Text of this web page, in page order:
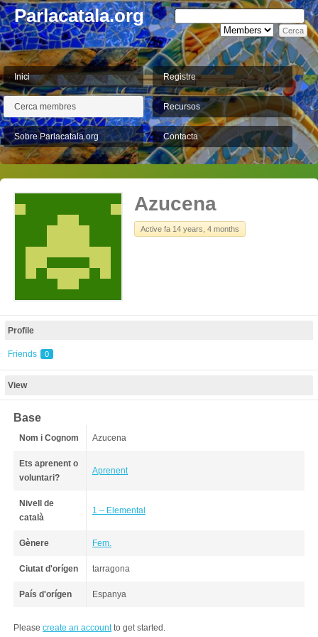
Parlacatala.org
Inici Registre
Cerca membres Recursos
Sobre Parlacatala.org Contacta
Azucena
Active fa 14 years, 4 months
Profile
Friends 0
View
Base
Nom i Cognom Azucena
Ets aprenent o
voluntari?
Aprenent
Nivell de
català
1 – Elemental
Gènere Fem.
Ciutat d'orígen tarragona
País d'orígen Espanya
Please create an accountto get started.